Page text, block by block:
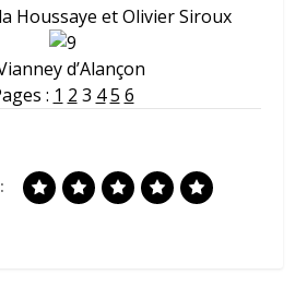
Houssaye et Olivier Siroux
d’Alançon
: 1 2 3 4 5 6